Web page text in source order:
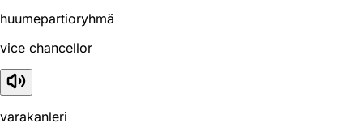
huumepartioryhmä
vice chancellor
varakanleri